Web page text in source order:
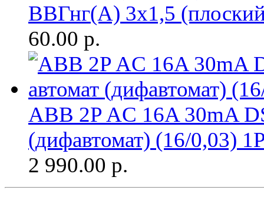
ВВГнг(A) 3х1,5
60.00 р.
ABB 2P AC 16A 30mA
(дифавтомат) (16/0,03)
2 990.00 р.